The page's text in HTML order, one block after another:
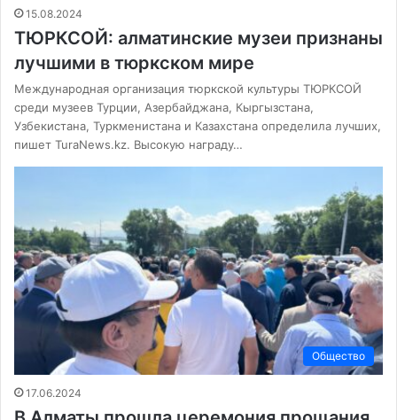
15.08.2024
ТЮРКСОЙ: алматинские музеи признаны
лучшими в тюркском мире
Международная организация тюркской культуры ТЮРКСОЙ
среди музеев Турции, Азербайджана, Кыргызстана,
Узбекистана, Туркменистана и Казахстана определила лучших,
пишет TuraNews.kz. Высокую награду…
Общество
17.06.2024